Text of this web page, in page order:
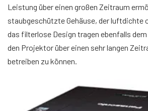
Leistung über einen großen Zeitraum
staubgeschützte Gehäuse, der luftdichte
das filterlose Design tragen ebenfalls
den Projektor über einen sehr langen
betreiben zu können.